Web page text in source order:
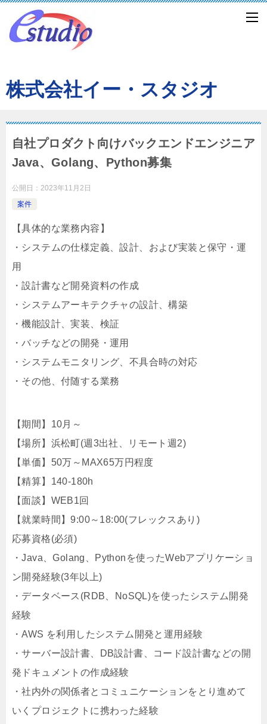
株式会社イー・スタジオ
自社プロダクト向けバックエンドエンジニア
Java、Golang、Python募集
公開日： 2023年11月2日
案件
【具体的な業務内容】
・システムの仕様定義、設計、および実装と保守・運
用
・設計書など開発資料の作成
・システムアーキテクチャの設計、構築
・機能設計、実装、検証
・バッチなどの開発・運用
・システムモニタリング、不具合時の対応
・その他、付随する業務
【期間】10月～
【場所】浜松町(週3出社、リモート週2)
【単価】50万～MAX65万円程度
【精算】140-180h
【面談】WEB1回
【就業時間】9:00～18:00(フレックスあり)
応募資格(必須)
・Java、Golang、Pythonを使ったWebアプリケーショ
ン開発経験(3年以上)
・データベース(RDB、NoSQL)を使ったシステム開発
経験
・AWS を利用したシステム開発と運用経験
・サーバー設計書、DB設計書、コード設計書などの開
発ドキュメントの作成経験
・社内外の関係者とコミュニケーションをとり進めて
いくプロジェクトに携わった経験